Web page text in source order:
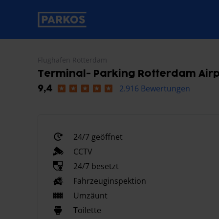
beschriftung-für-primäre-navigation
Flughafen Rotterdam
Terminal- Parking Rotterdam
9,4
2.916 Bewertungen
24/7 geöffnet
CCTV
24/7 besetzt
Fahrzeuginspektion
Umzäunt
Toilette